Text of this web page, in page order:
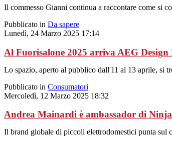
Il commesso Gianni continua a raccontare come si
Pubblicato in Da sapere
Lunedì, 24 Marzo 2025 17:14
Al Fuorisalone 2025 arriva AEG Design
Lo spazio, aperto al pubblico dall'11 al 13 aprile, si
Pubblicato in Consumatori
Mercoledì, 12 Marzo 2025 18:32
Andrea Mainardi è ambassador di
Il brand globale di piccoli elettrodomestici punta sul